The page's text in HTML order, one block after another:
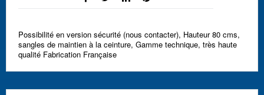
Possibilité en version sécurité (nous contacter), Hauteur 80 cms,
sangles de maintien à la ceinture, Gamme technique, très haute
qualité Fabrication Française